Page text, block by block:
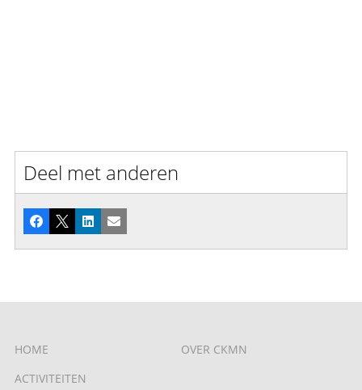
Deel met anderen
Facebook
X LinkedInE-mail
HOME
OVER CKMN
ACTIVITEITEN